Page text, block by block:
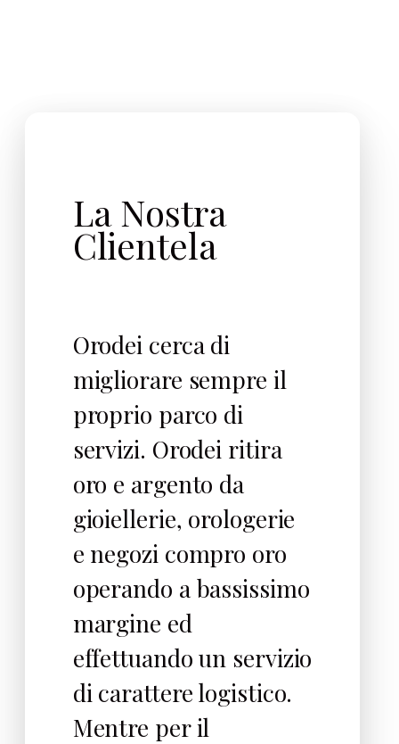
La Nostra
Clientela
Orodei cerca di
migliorare sempre il
proprio parco di
servizi. Orodei ritira
oro e argento da
gioiellerie, orologerie
e negozi compro oro
operando a bassissimo
margine ed
effettuando un servizio
di carattere logistico.
Mentre per il